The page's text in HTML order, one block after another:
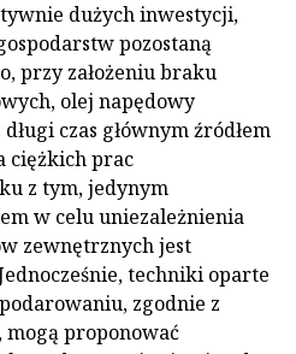
dużych inwestycji,
pozostaną
przy założeniu braku
olej napędowy
czas głównym źródłem
ciężkich prac
z tym, jedynym
w celu uniezależnienia
zewnętrznych jest
techniki oparte
zgodnie z
proponować